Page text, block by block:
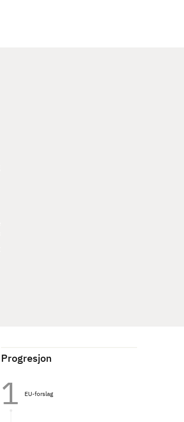
Progresjon
EU-forslag